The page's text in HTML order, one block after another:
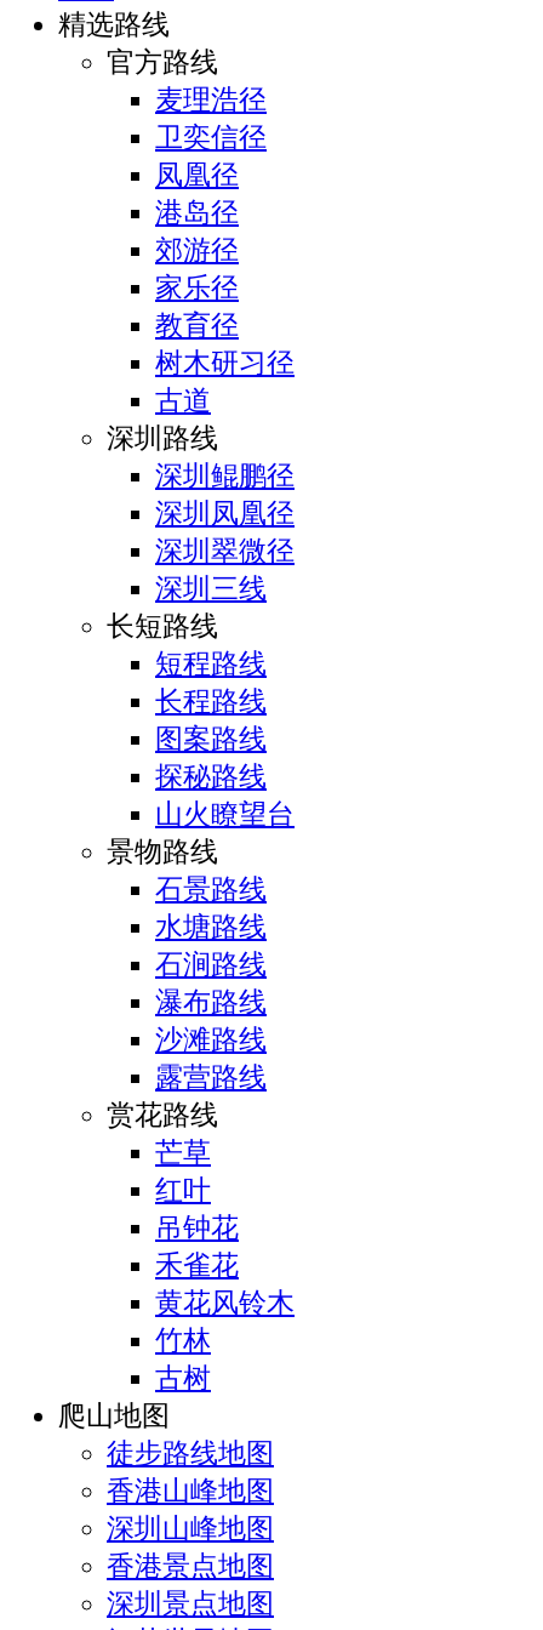
精选路线
官方路线
麦理浩径
卫奕信径
凤凰径
港岛径
郊游径
家乐径
教育径
树木研习径
古道
深圳路线
深圳鲲鹏径
深圳凤凰径
深圳翠微径
深圳三线
长短路线
短程路线
长程路线
图案路线
探秘路线
山火瞭望台
景物路线
石景路线
水塘路线
石涧路线
瀑布路线
沙滩路线
露营路线
赏花路线
芒草
红叶
吊钟花
禾雀花
黄花风铃木
竹林
古树
爬山地图
徒步路线地图
香港山峰地图
深圳山峰地图
香港景点地图
深圳景点地图